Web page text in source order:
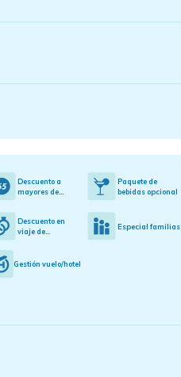
Descuento a
mayores de...
Paquete de
bebidas opcional
Descuento en
viaje de...
Especial familias
Gestión vuelo/hotel